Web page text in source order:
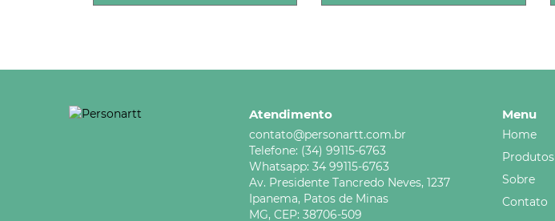
Atendimento
contato@personartt.com.br
Telefone: (34) 99115-6763
Whatsapp: 34 99115-6763
Av. Presidente Tancredo Neves, 1237
Ipanema, Patos de Minas
MG, CEP: 38706-509
Menu
Home
Produtos
Sobre
Contato